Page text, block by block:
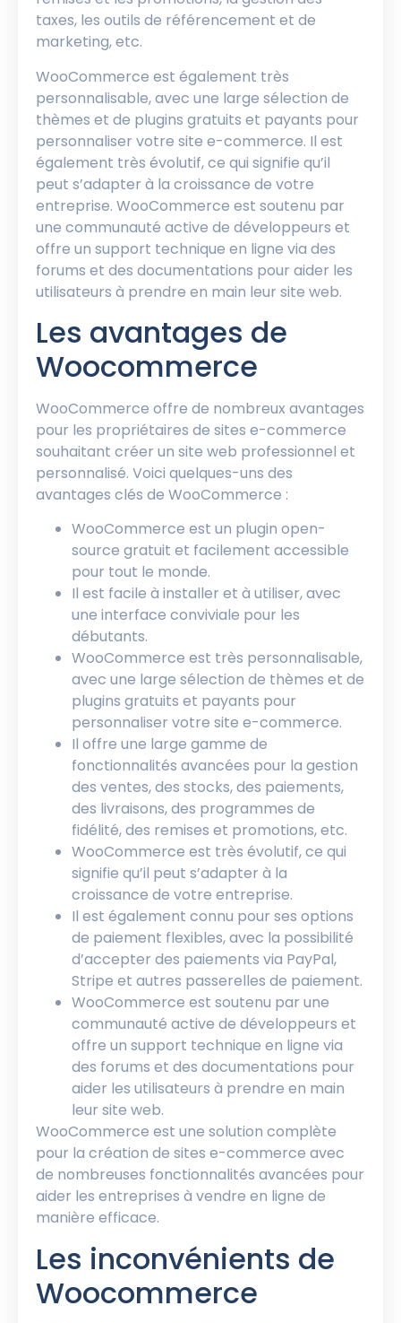
taxes, les outils de référencement et de
marketing, etc.
WooCommerce est également très
personnalisable, avec une large sélection de
thèmes et de plugins gratuits et payants pour
personnaliser votre site e-commerce. Il est
également très évolutif, ce qui signifie qu’il
peut s’adapter à la croissance de votre
entreprise. WooCommerce est soutenu par
une communauté active de développeurs et
offre un support technique en ligne via des
forums et des documentations pour aider les
utilisateurs à prendre en main leur site web.
Les avantages de
Woocommerce
WooCommerce offre de nombreux avantages
pour les propriétaires de sites e-commerce
souhaitant créer un site web professionnel et
personnalisé. Voici quelques-uns des
avantages clés de WooCommerce :
WooCommerce est un plugin open-
source gratuit et facilement accessible
pour tout le monde.
Il est facile à installer et à utiliser, avec
une interface conviviale pour les
débutants.
WooCommerce est très personnalisable,
avec une large sélection de thèmes et de
plugins gratuits et payants pour
personnaliser votre site e-commerce.
Il offre une large gamme de
fonctionnalités avancées pour la gestion
des ventes, des stocks, des paiements,
des livraisons, des programmes de
fidélité, des remises et promotions, etc.
WooCommerce est très évolutif, ce qui
signifie qu’il peut s’adapter à la
croissance de votre entreprise.
Il est également connu pour ses options
de paiement flexibles, avec la possibilité
d’accepter des paiements via PayPal,
Stripe et autres passerelles de paiement.
WooCommerce est soutenu par une
communauté active de développeurs et
offre un support technique en ligne via
des forums et des documentations pour
aider les utilisateurs à prendre en main
leur site web.
WooCommerce est une solution complète
pour la création de sites e-commerce avec
de nombreuses fonctionnalités avancées pour
aider les entreprises à vendre en ligne de
manière efficace.
Les inconvénients de
Woocommerce